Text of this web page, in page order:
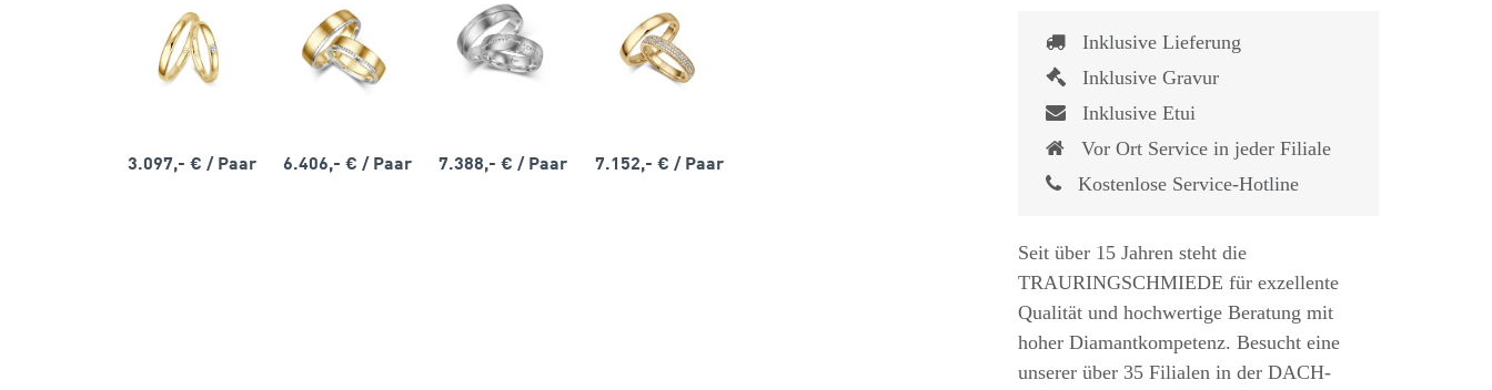
3.097,- € / Paar 6.406,- €/ Paar 7.388,- €/ Paar 7.152,- € / Paar
Inklusive Lieferung
Inklusive Gravur
Inklusive Etui
Vor Ort Service in jeder Filiale
Kostenlose Service-Hotline
Seit über 15 Jahren steht die
TRAURINGSCHMIEDE für exzellente
Qualität und hochwertige Beratung mit
hoher Diamantkompetenz. Besucht eine
unserer über 35 Filialen in der DACH-